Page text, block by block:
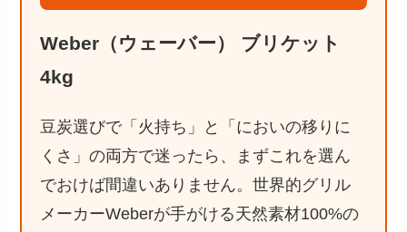
Weber（ウェーバー） ブリケット
4kg
豆炭選びで「火持ち」と「においの移りに
くさ」の両方で迷ったら、まずこれを選ん
でおけば間違いありません。世界的グリル
メーカーWeberが手がける天然素材100%の